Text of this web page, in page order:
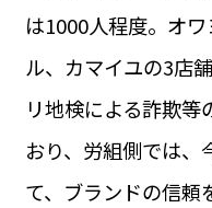
は1000人程度。オ
ル、カマイユの3店
リ地検による詐欺
おり、労組側では、
て、ブランドの信頼